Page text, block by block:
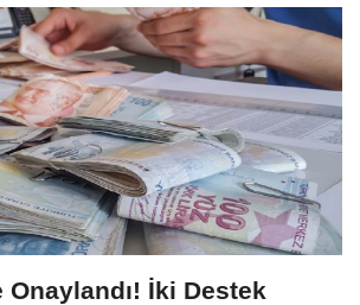
Onaylandı! İki Destek